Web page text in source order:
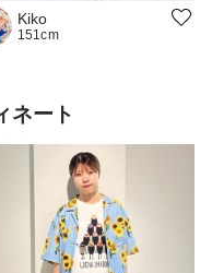
Kiko
151cm
ネート